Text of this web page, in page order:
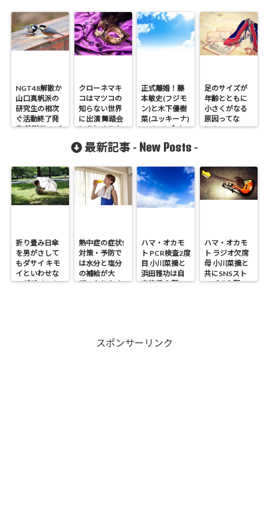
NGT48解散か
山口真帆派の
研究生の相次
ぐ活動終了発
表 首謀者の6人
クローネマキ
コはマツコの
知らない世界
に出演 舞踏会
に参加する方
正式離婚！藤
本敏史(フジモ
ン)と木下優樹
菜(ユッキーナ)
コメント全文
足のサイズが
年齢とともに
小さくがなる
原因ってな
に？
最新記事 - New Posts -
折り畳み日傘
を男がさして
もダサイ キモ
イといわせな
いデザイン！
熱中症の症状!
対策・予防で
は水分と塩分
の補給が大
切・なりやす
ハマ・オカモ
ト PCR検査2度
目 小川菜摘と
浜田雅功は自
宅待機 心配の
ハマ・オカモ
ト ラジオ欠席
母 小川菜摘と
共にSNSスト
ップで心配の
スポンサーリンク